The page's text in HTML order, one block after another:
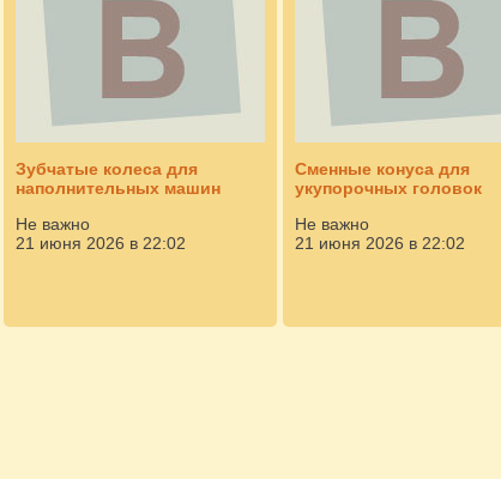
Зубчатые колеса для
наполнительных машин
Не важно
21 июня 2026 в 22:02
Cменные конуса для
укупорочных головок
Не важно
21 июня 2026 в 22:02